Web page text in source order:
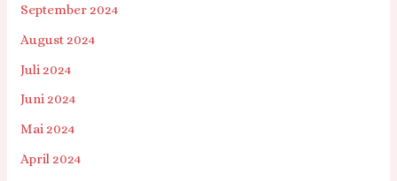
September 2024
August 2024
Juli 2024
Juni 2024
Mai 2024
April 2024